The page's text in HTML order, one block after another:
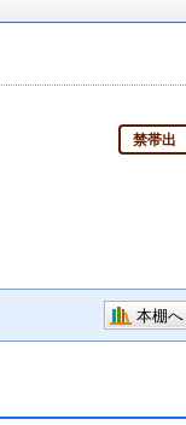
禁帯出
本棚へ